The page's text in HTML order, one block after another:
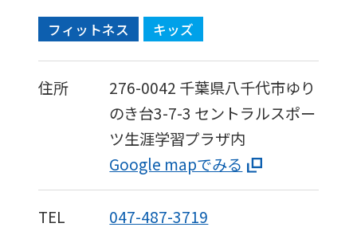
フィットネス キッズ
住所 276-0042 千葉県八千代市ゆり
のき台3-7-3 セントラルスポー
ツ生涯学習プラザ内
Google mapでみる
TEL 047-487-3719
into
English.
the
link
below
(start
translation)